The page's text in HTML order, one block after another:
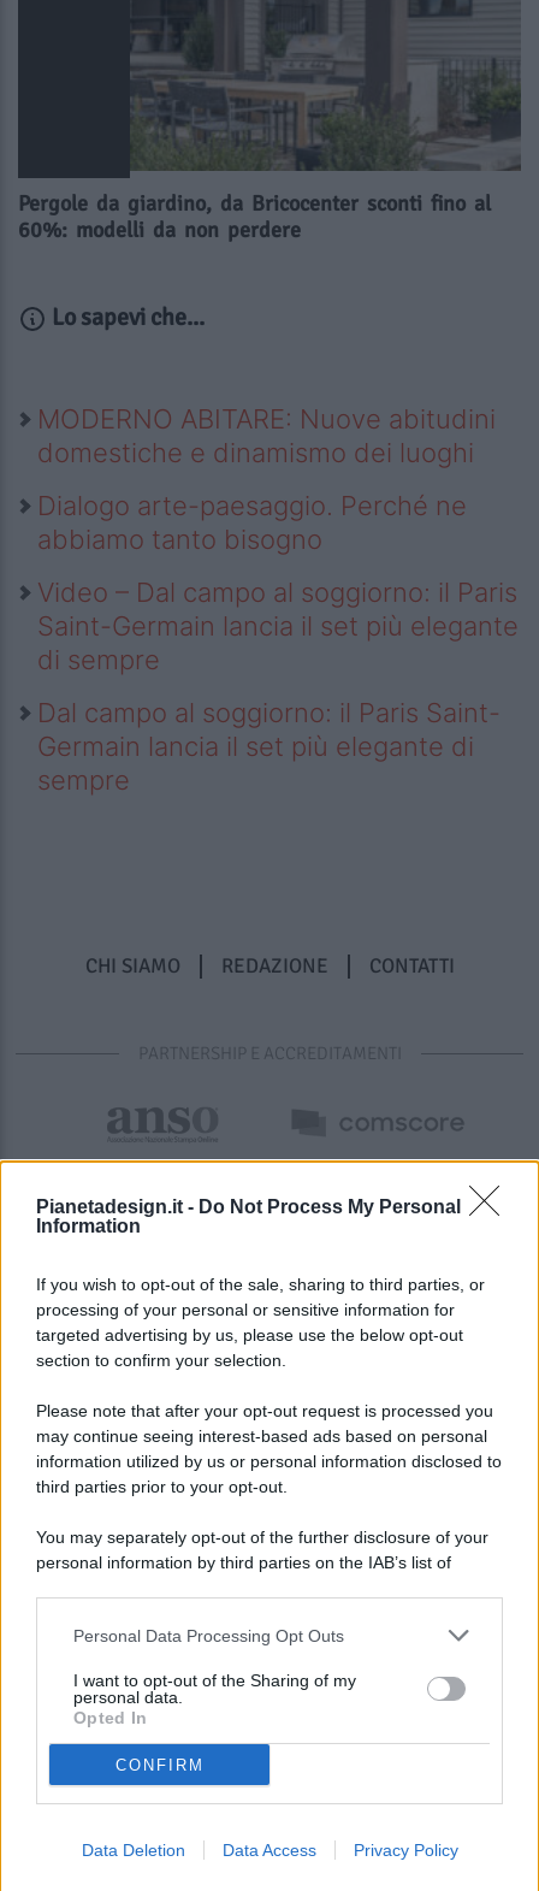
Pianetadesign.it - Do Not Process My Personal
Information
If you wish to opt-out of the sale, sharing to third parties, or
processing of your personal or sensitive information for
targeted advertising by us, please use the below opt-out
section to confirm your selection.
Please note that after your opt-out request is processed you
may continue seeing interest-based ads based on personal
information utilized by us or personal information disclosed to
third parties prior to your opt-out.
You may separately opt-out of the further disclosure of your
personal information by third parties on the IAB’s list of
This information may also be disclosed by us to third parties
disclose it to other third parties.
Personal Data Processing Opt Outs
I want to opt-out of the Sharing of my
personal data.
Opted In
CONFIRM
Data Deletion Data Access Privacy Policy
Pergole da giardino, da Bricocenter sconti fino al
60%: modelli da non perdere
Lo sapevi che...
MODERNO ABITARE: Nuove abitudini
domestiche e dinamismo dei luoghi
Dialogo arte-paesaggio. Perché ne
abbiamo tanto bisogno
Video – Dal campo al soggiorno: il Paris
Saint-Germain lancia il set più elegante
di sempre
Dal campo al soggiorno: il Paris Saint-
Germain lancia il set più elegante di
sempre
CHI SIAMO REDAZIONE CONTATTI
PARTNERSHIP E ACCREDITAMENTI
© 2026 - Pianeta Design - P.IVA 04827280654 - Testata
1336/2020
ISCRIZIONE AL ROC N. 35792 – ISCRITTA ALL’ANSO
(ASSOCIAZIONE NAZIONALE STAMPA ONLINE)
PREFERENZE PRIVACY
MAPPA DEL SITO